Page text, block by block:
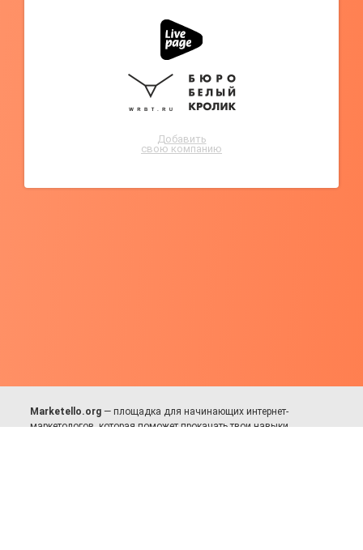
Добавить
свою компанию
Marketello.org — площадка для начинающих интернет-
маркетологов, которая поможет прокачать твои навыки.